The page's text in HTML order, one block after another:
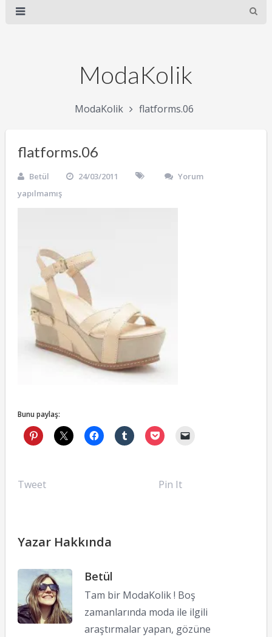
ModaKolik
ModaKolik flatforms.06
flatforms.06
Betül 24/03/2011
Yorum
yapılmamış
Bunu paylaş:
Tweet Pin It
Yazar Hakkında
Betül
Tam bir ModaKolik ! Boş
zamanlarında moda ile ilgili
araştırmalar yapan, gözüne